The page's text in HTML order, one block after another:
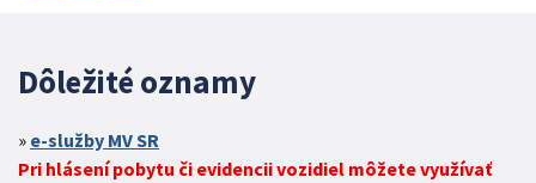
Dôležité oznamy
e-služby MV SR
Pri hlásení pobytu či evidencii vozidiel môžete využívať